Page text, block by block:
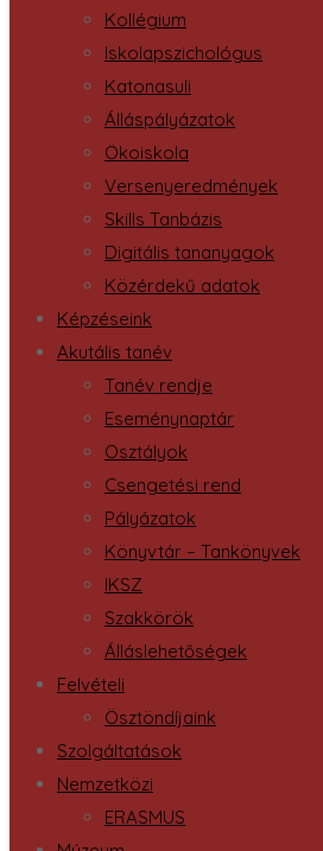
Kollégium
Iskolapszichológus
Katonasuli
Álláspályázatok
Ökoiskola
Versenyeredmények
Skills Tanbázis
Digitális tananyagok
Közérdekű adatok
Képzéseink
Akutális tanév
Tanév rendje
Eseménynaptár
Osztályok
Csengetési rend
Pályázatok
Könyvtár – Tankönyvek
IKSZ
Szakkörök
Álláslehetőségek
Felvételi
Ösztöndíjaink
Szolgáltatások
Nemzetközi
ERASMUS